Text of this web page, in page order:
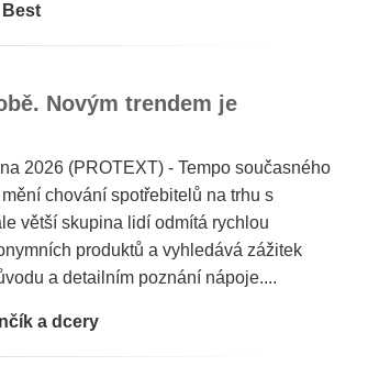
Best
Novým trendem je
2026 (PROTEXT) - Tempo současného
chování spotřebitelů na trhu s
větší skupina lidí odmítá rychlou
produktů a vyhledává zážitek
a detailním poznání nápoje....
a dcery